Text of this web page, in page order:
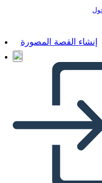
إنشاء القصة المصورة